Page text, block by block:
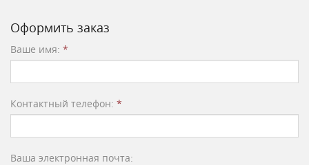
Оформить заказ
Ваше имя: *
Контактный телефон: *
Ваша электронная почта: